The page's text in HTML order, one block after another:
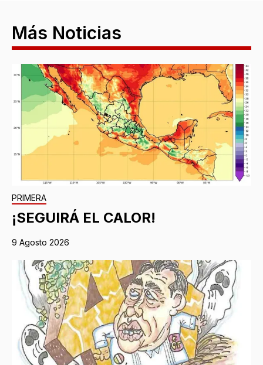
Más Noticias
PRIMERA
¡SEGUIRÁ EL CALOR!
9 Agosto 2026